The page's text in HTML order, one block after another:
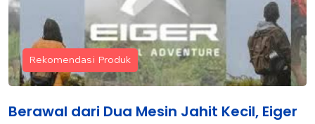
Rekomendasi Produk
Berawal dari Dua Mesin Jahit Kecil, Eiger